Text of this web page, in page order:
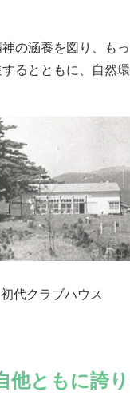
の涵養を図り、も
るとともに、自然
初代クラブハウス
他ともに誇